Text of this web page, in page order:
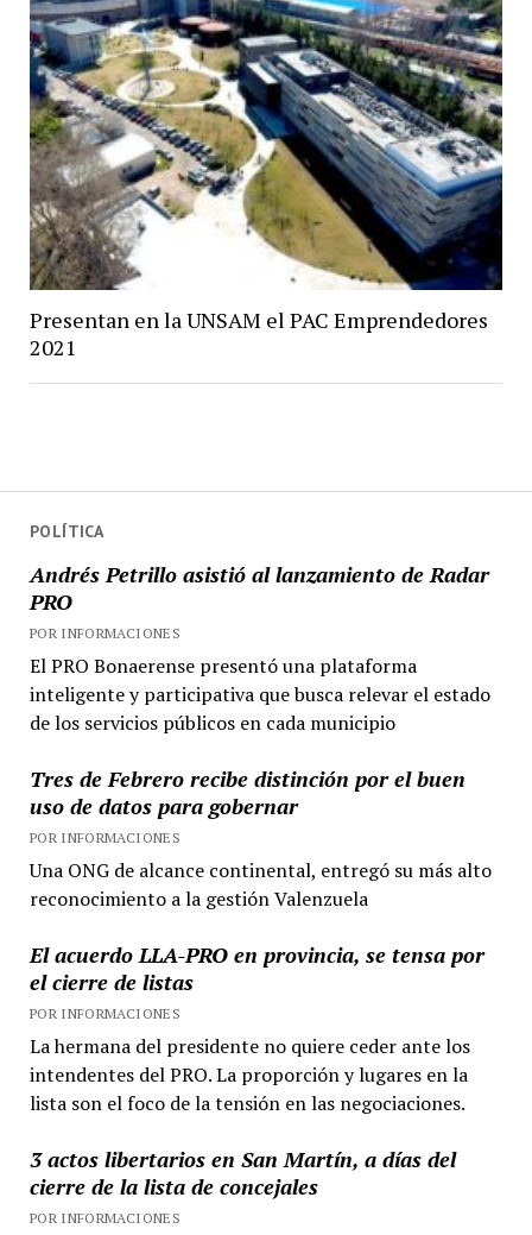
POLÍTICA
Andrés Petrillo asistió al lanzamiento de Radar
PRO
POR INFORMACIONES
El PRO Bonaerense presentó una plataforma
inteligente y participativa que busca relevar el estado
de los servicios públicos en cada municipio
Tres de Febrero recibe distinción por el buen
uso de datos para gobernar
POR INFORMACIONES
Una ONG de alcance continental, entregó su más alto
reconocimiento a la gestión Valenzuela
El acuerdo LLA-PRO en provincia, se tensa por
el cierre de listas
POR INFORMACIONES
La hermana del presidente no quiere ceder ante los
intendentes del PRO. La proporción y lugares en la
lista son el foco de la tensión en las negociaciones.
3 actos libertarios en San Martín, a días del
cierre de la lista de concejales
POR INFORMACIONES
Presentan en la UNSAM el PAC Emprendedores
2021